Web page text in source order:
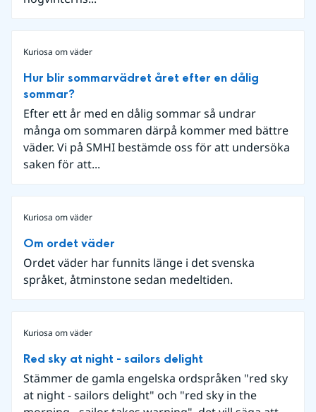
Kuriosa om väder
Hur blir sommarvädret året efter en dålig
sommar?
Efter ett år med en dålig sommar så undrar
många om sommaren därpå kommer med bättre
väder. Vi på SMHI bestämde oss för att undersöka
saken för att...
Kuriosa om väder
Om ordet väder
Ordet väder har funnits länge i det svenska
språket, åtminstone sedan medeltiden.
Kuriosa om väder
Red sky at night - sailors delight
Stämmer de gamla engelska ordspråken "red sky
at night - sailors delight" och "red sky in the